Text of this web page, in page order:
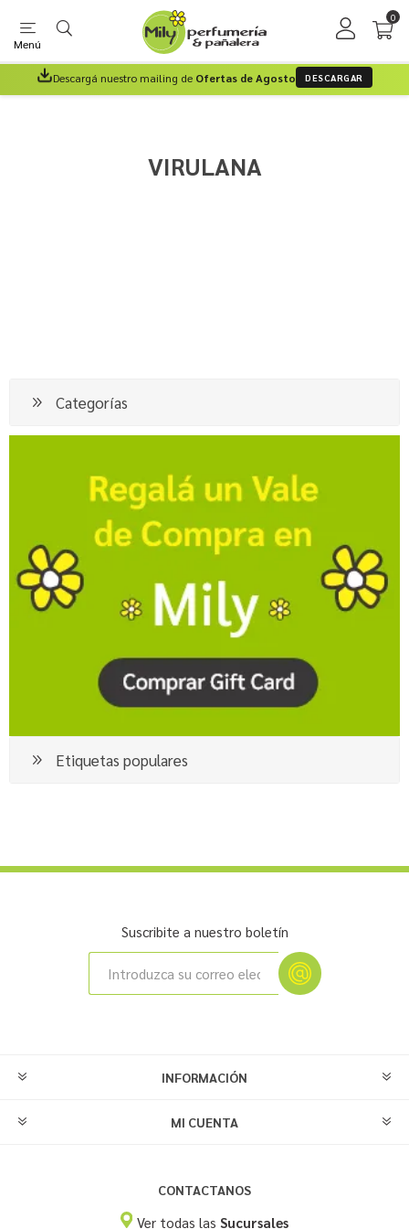
Menú
0
Descargá nuestro mailing de Ofertas de Agosto DESCARGAR
VIRULANA
Categorías
Etiquetas populares
Suscribite a nuestro boletín
INFORMACIÓN
MI CUENTA
CONTACTANOS
Ver todas lasSucursales